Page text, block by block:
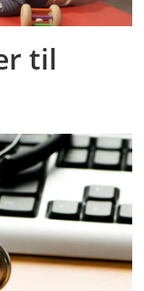
til